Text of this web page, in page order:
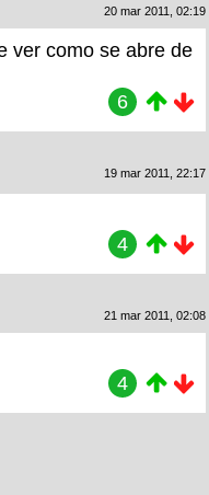
20 mar 2011, 02:19
ver como se abre de
6
19 mar 2011, 22:17
4
21 mar 2011, 02:08
4